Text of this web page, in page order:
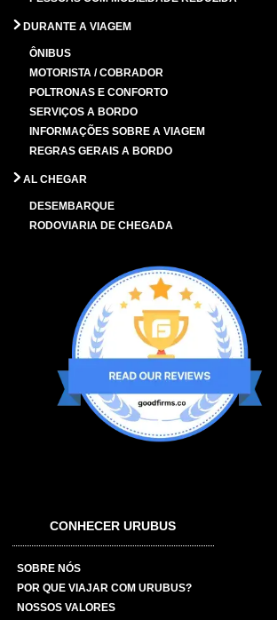
DURANTE A VIAGEM
ÔNIBUS
MOTORISTA / COBRADOR
POLTRONAS E CONFORTO
SERVIÇOS A BORDO
INFORMAÇÕES SOBRE A VIAGEM
REGRAS GERAIS A BORDO
AL CHEGAR
DESEMBARQUE
RODOVIARIA DE CHEGADA
CONHECER URUBUS
SOBRE NÓS
POR QUE VIAJAR COM URUBUS?
NOSSOS VALORES